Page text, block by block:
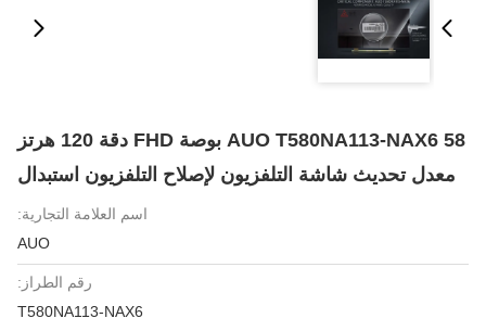
AUO T580NA113-NAX6 58 بوصة FHD دقة 120 هرتز
معدل تحديث شاشة التلفزيون لإصلاح التلفزيون استبدال
اسم العلامة التجارية:
AUO
رقم الطراز:
T580NA113-NAX6